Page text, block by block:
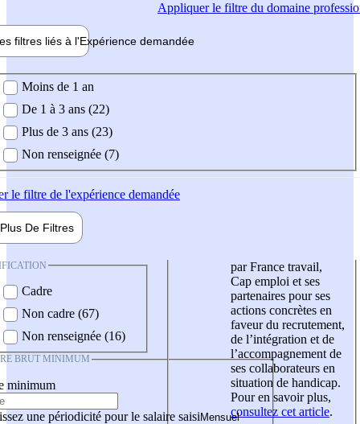
Appliquerle filtre du domaine
filtres liés à l'Expérience demandée
demandée
Moins de 1 an
De 1 à 3 ans (22)
Plus de 3 ans (23)
Non renseignée (7)
le filtre de l'expérience demandée
Plus De Filtres
Cadre
Non cadre (67)
Non renseignée (16)
BRUT MINIMUM
minimum
une périodicité pour le salaire saisi
par France travail,
Cap emploi et ses
partenaires pour ses
actions concrètes en
faveur du recrutement,
de l’intégration et de
l’accompagnement de
ses collaborateurs en
situation de handicap.
Pour en savoir plus,
consultez cet article.